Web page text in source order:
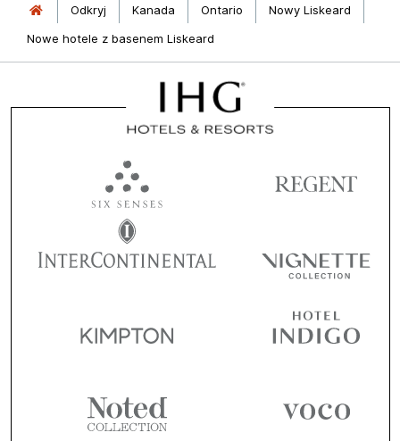
Odkryj Kanada Ontario
Nowy Liskeard
Nowe hotele z basenem Liskeard